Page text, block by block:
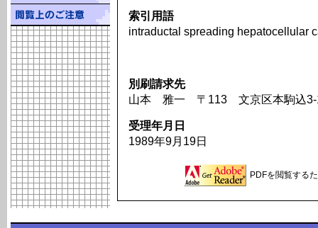
索引用語
intraductal spreading hepatocellular
別刷請求先
山本 雅一 〒113 文京区本駒込3-
受理年月日
1989年9月19日
PDFを閲覧する